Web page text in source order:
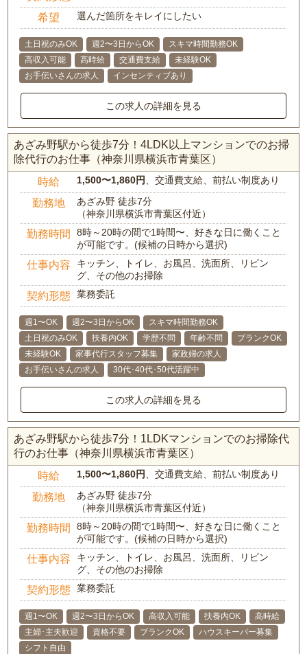
希望
選んだ箇所をキレイにしたい
土日祝のみOK 週2〜3日からOK
スキマ時間勤務OK
高収入可能
高時給 交通費支給
未経験OK
お手伝いさんの求人
インセンティブあり
この求人の詳細を見る
あざみ野駅から徒歩7分！4LDK以上マンションでのお掃
除代行のお仕事（神奈川県横浜市青葉区）
時給 1,500〜1,860円 、交通費支給、前払い制度あり
勤務地
あざみ野 徒歩7分
（神奈川県横浜市青葉区付近）
勤務時間
8時～20時の間で1時間〜、好きな日に働くこと
が可能です。(候補の日時から選択)
仕事内容
キッチン、トイレ、お風呂、洗面所、リビン
グ、その他のお掃除
契約形態 業務委託
週1〜OK 週2〜3日からOK
スキマ時間勤務OK
土日祝のみOK
扶養内OK 学歴不問 年齢不問
ブランクOK
未経験OK
家事代行スタッフ募集
家政婦の求人
お手伝いさんの求人
30代･40代･50代活躍中
この求人の詳細を見る
あざみ野駅から徒歩7分！1LDKマンションでのお掃除代
行のお仕事（神奈川県横浜市青葉区）
時給 1,500〜1,860円 、交通費支給、前払い制度あり
勤務地
あざみ野 徒歩7分
（神奈川県横浜市青葉区付近）
勤務時間
8時～20時の間で1時間〜、好きな日に働くこと
が可能です。(候補の日時から選択)
仕事内容
キッチン、トイレ、お風呂、洗面所、リビン
グ、その他のお掃除
契約形態 業務委託
週1〜OK 週2〜3日からOK 高収入可能 扶養内OK
高時給
主婦･主夫歓迎
資格不要 ブランクOK
ハウスキーパー募集
シフト自由